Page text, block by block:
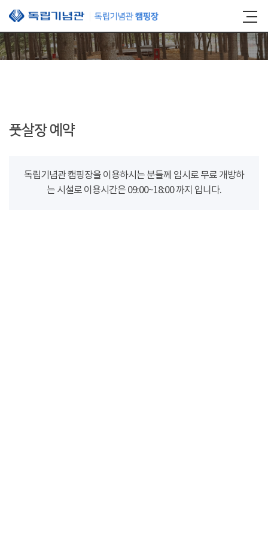
본문 바로가기
풋살장 예약
독립기념관 캠핑장을 이용하시는 분들께 임시로 무료 개방하
는 시설로 이용시간은 09:00~18:00 까지 입니다.